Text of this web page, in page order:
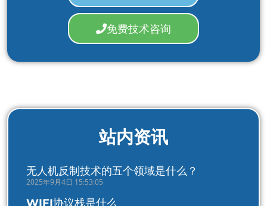
免费技术咨询
站内资讯
无人机反制技术的五个领域是什么？
2025年9月4日 15:53:05
WIFI协议栈是什么